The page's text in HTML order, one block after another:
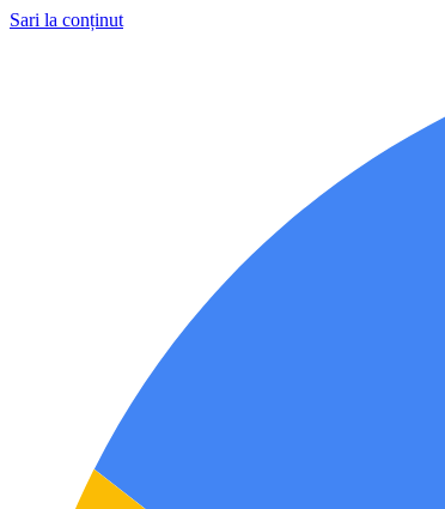
Sari la conținut